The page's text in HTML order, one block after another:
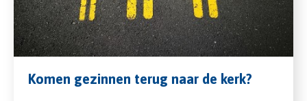
Komen gezinnen terug naar de kerk?